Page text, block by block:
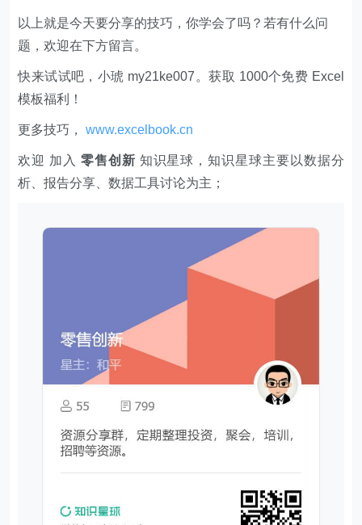
以上就是今天要分享的技巧，你学会了吗？若有什么问
题，欢迎在下方留言。
快来试试吧，小琥 my21ke007。获取 1000个免费 Excel
模板福利​​​​！
更多技巧，www.excelbook.cn
欢迎 加入 零售创新 知识星球，知识星球主要以数据分
析、报告分享、数据工具讨论为主；